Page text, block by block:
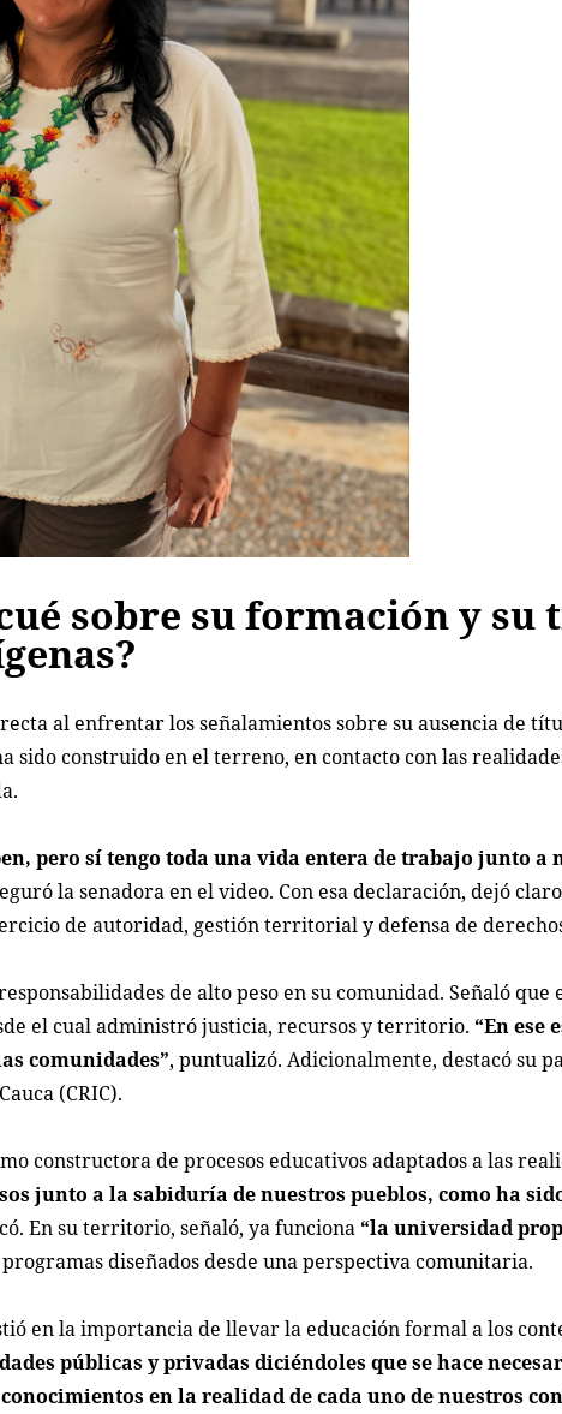
sobre su formación y su
al enfrentar los señalamientos sobre su ausencia de
sido construido en el terreno, en contacto con las
pero sí tengo toda una vida entera de trabajo junto a
la senadora en el video. Con esa declaración, dejó
de autoridad, gestión territorial y defensa de
de alto peso en su comunidad. Señaló que
el cual administró justicia, recursos y territorio. “En ese
comunidades”, puntualizó. Adicionalmente, destacó su
(CRIC).
constructora de procesos educativos adaptados a las
junto a la sabiduría de nuestros pueblos, como ha
En su territorio, señaló, ya funciona “la universidad
diseñados desde una perspectiva comunitaria.
en la importancia de llevar la educación formal a los
públicas y privadas diciéndoles que se hace
en la realidad de cada uno de nuestros